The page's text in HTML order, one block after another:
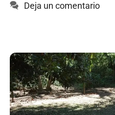
Deja un comentario